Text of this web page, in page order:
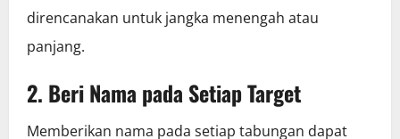
direncanakan untuk jangka menengah atau
panjang.
2. Beri Nama pada Setiap Target
Memberikan nama pada setiap tabungan dapat